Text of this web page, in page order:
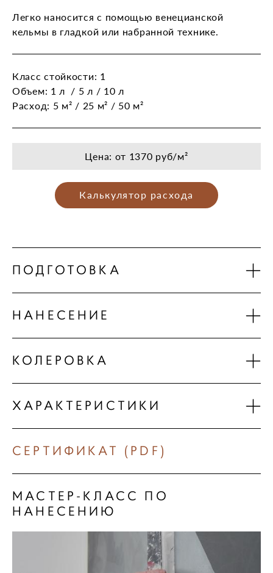
Легко наносится с помощью венецианской
кельмы в гладкой или набранной технике.
Класс стойкости: 1
Объем: 1 л / 5 л / 10 л
Расход: 5 м² / 25 м² / 50 м²
Цена: от 1370 руб/м²
Калькулятор расхода
ПОДГОТОВКА
НАНЕСЕНИЕ
КОЛЕРОВКА
ХАРАКТЕРИСТИКИ
СЕРТИФИКАТ (PDF)
МАСТЕР-КЛАСС ПО
НАНЕСЕНИЮ